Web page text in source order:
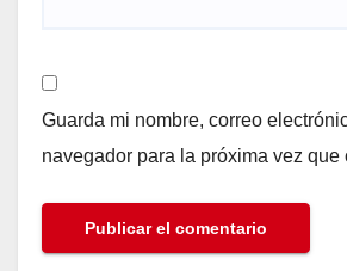
Guarda mi nombre, correo
navegador para la próxima vez que